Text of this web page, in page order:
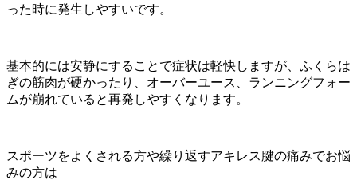
った時に発生しやすいです。
基本的には安静にすることで症状は軽快しますが、ふくらは
ぎの筋肉が硬かったり、オーバーユース、ランニングフォー
ムが崩れていると再発しやすくなります。
スポーツをよくされる方や繰り返すアキレス腱の痛みでお悩
みの方は